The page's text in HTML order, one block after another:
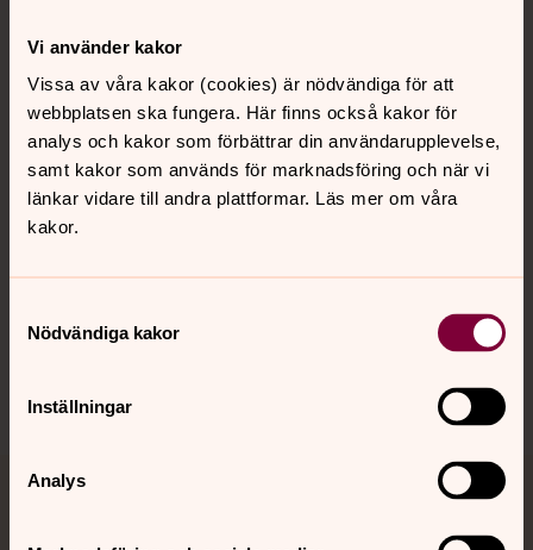
Vi använder kakor
Vissa av våra kakor (cookies) är nödvändiga för att
webbplatsen ska fungera. Här finns också kakor för
analys och kakor som förbättrar din användarupplevelse,
samt kakor som används för marknadsföring och när vi
länkar vidare till andra plattformar. Läs mer om våra
kakor.
Nödvändiga kakor
Inställningar
Analys
Kontakt
Kalender
Hitta snabbt
Sociala kanaler